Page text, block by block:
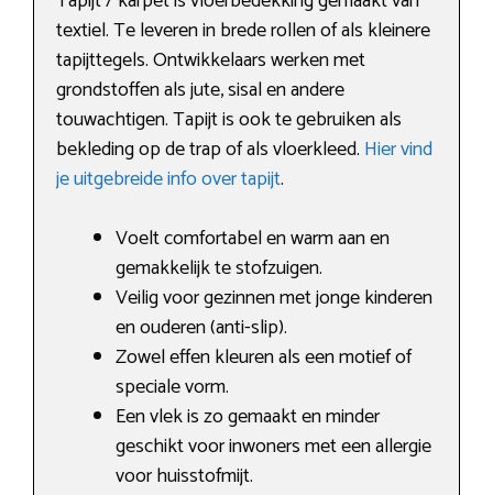
textiel. Te leveren in brede rollen of als kleinere
tapijttegels. Ontwikkelaars werken met
grondstoffen als jute, sisal en andere
touwachtigen. Tapijt is ook te gebruiken als
bekleding op de trap of als vloerkleed. Hier vind
je uitgebreide info over tapijt.
Voelt comfortabel en warm aan en
gemakkelijk te stofzuigen.
Veilig voor gezinnen met jonge kinderen
en ouderen (anti-slip).
Zowel effen kleuren als een motief of
speciale vorm.
Een vlek is zo gemaakt en minder
geschikt voor inwoners met een allergie
voor huisstofmijt.